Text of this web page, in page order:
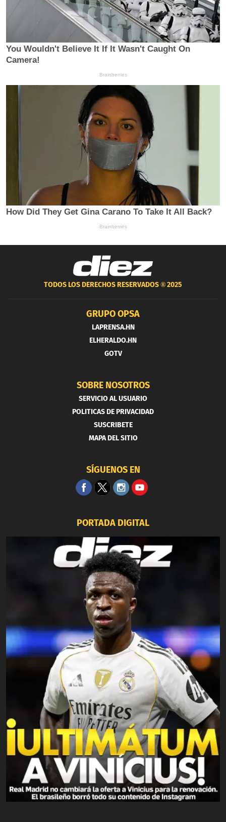
TODOS LOS DERECHOS RESERVADOS ®2025
GRUPO OPSA
LAPRENSA.HN
ELHERALDO.HN
GOTV
SOBRE NOSOTROS
SERVICIO AL USUARIO
POLITICAS DE PRIVACIDAD
SUSCRIBETE
MAPA DEL SITIO
SÍGUENOS EN
PORTADA DIGITAL